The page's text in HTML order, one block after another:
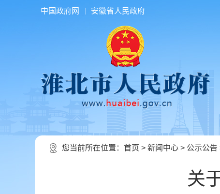
中国政府网 安徽省人民政府
您当前所在位置： 首页 > 新闻中心 > 公示公告
关